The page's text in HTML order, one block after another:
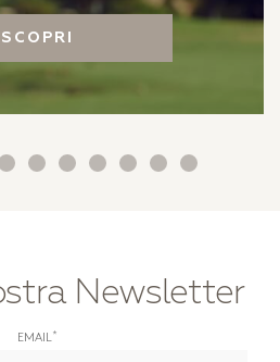
SCOPRI
Newsletter
EMAIL*